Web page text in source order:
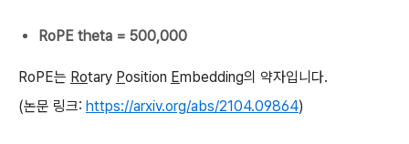
RoPE theta = 500,000
RoPE는 Rotary Position Embedding의 약자입니다.
(논문 링크: https://arxiv.org/abs/2104.09864)